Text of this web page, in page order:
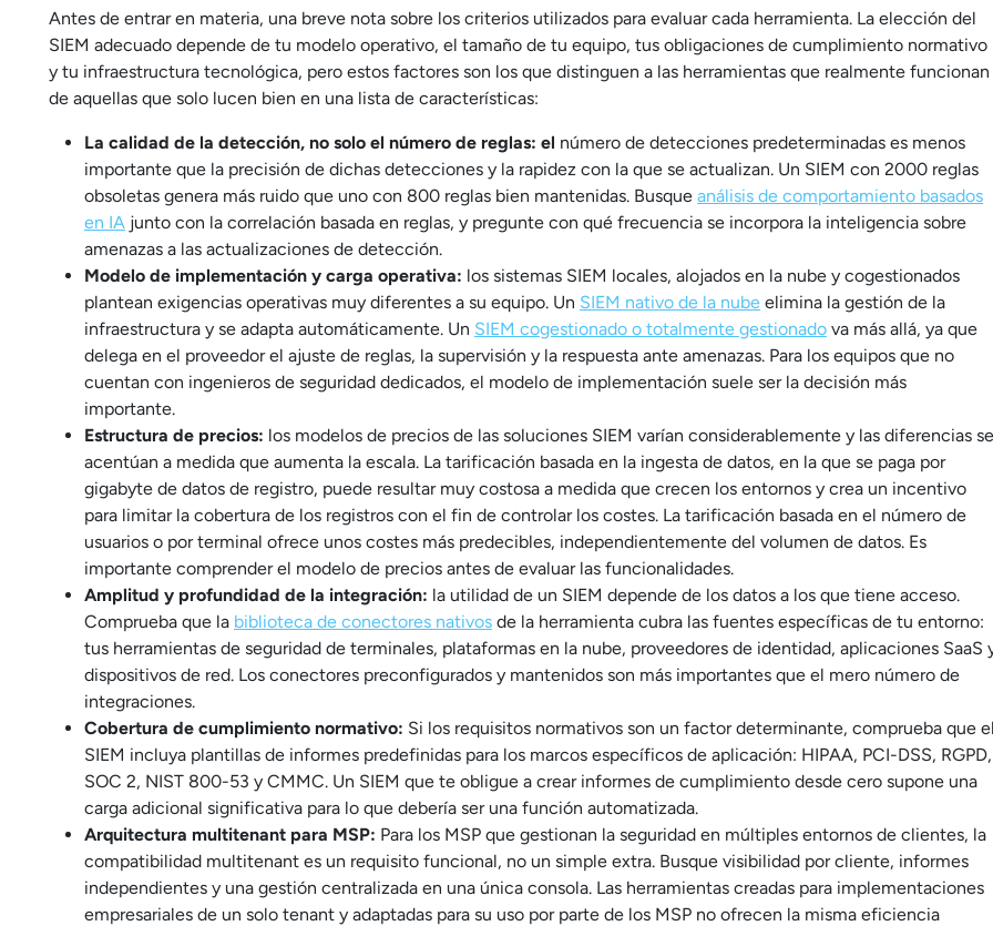
Antes de entrar en materia, una breve nota sobre los criterios utilizados para evaluar cada herramienta. La elección del
SIEM adecuado depende de tu modelo operativo, el tamaño de tu equipo, tus obligaciones de cumplimiento normativo
y tu infraestructura tecnológica, pero estos factores son los que distinguen a las herramientas que realmente funcionan
de aquellas que solo lucen bien en una lista de características:
La calidad de la detección, no solo el número de reglas: el número de detecciones predeterminadas es menos
importante que la precisión de dichas detecciones y la rapidez con la que se actualizan. Un SIEM con 2000 reglas
obsoletas genera más ruido que uno con 800 reglas bien mantenidas. Busque análisis de comportamiento basados
en IA junto con la correlación basada en reglas, y pregunte con qué frecuencia se incorpora la inteligencia sobre
amenazas a las actualizaciones de detección.
Modelo de implementación y carga operativa: los sistemas SIEM locales, alojados en la nube y cogestionados
plantean exigencias operativas muy diferentes a su equipo. Un SIEM nativo de la nube elimina la gestión de la
infraestructura y se adapta automáticamente. Un SIEM cogestionado o totalmente gestionado va más allá, ya que
delega en el proveedor el ajuste de reglas, la supervisión y la respuesta ante amenazas. Para los equipos que no
cuentan con ingenieros de seguridad dedicados, el modelo de implementación suele ser la decisión más
importante.
Estructura de precios: los modelos de precios de las soluciones SIEM varían considerablemente y las diferencias se
acentúan a medida que aumenta la escala. La tarificación basada en la ingesta de datos, en la que se paga por
gigabyte de datos de registro, puede resultar muy costosa a medida que crecen los entornos y crea un incentivo
para limitar la cobertura de los registros con el fin de controlar los costes. La tarificación basada en el número de
usuarios o por terminal ofrece unos costes más predecibles, independientemente del volumen de datos. Es
importante comprender el modelo de precios antes de evaluar las funcionalidades.
Amplitud y profundidad de la integración: la utilidad de un SIEM depende de los datos a los que tiene acceso.
Comprueba que la biblioteca de conectores nativos de la herramienta cubra las fuentes específicas de tu entorno:
tus herramientas de seguridad de terminales, plataformas en la nube, proveedores de identidad, aplicaciones SaaS
dispositivos de red. Los conectores preconfigurados y mantenidos son más importantes que el mero número de
integraciones.
Cobertura de cumplimiento normativo: Si los requisitos normativos son un factor determinante, comprueba que el
SIEM incluya plantillas de informes predefinidas para los marcos específicos de aplicación: HIPAA, PCI-DSS, RGPD,
SOC 2, NIST 800-53 y CMMC. Un SIEM que te obligue a crear informes de cumplimiento desde cero supone una
carga adicional significativa para lo que debería ser una función automatizada.
Arquitectura multitenant para MSP: Para los MSP que gestionan la seguridad en múltiples entornos de clientes, la
compatibilidad multitenant es un requisito funcional, no un simple extra. Busque visibilidad por cliente, informes
independientes y una gestión centralizada en una única consola. Las herramientas creadas para implementaciones
empresariales de un solo tenant y adaptadas para su uso por parte de los MSP no ofrecen la misma eficiencia